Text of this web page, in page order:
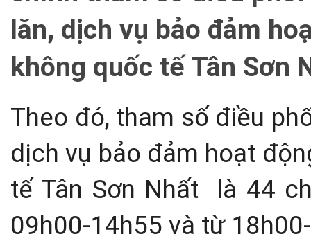
lăn, dịch vụ bảo đảm
không quốc tế Tân Sơn
Theo đó, tham số điều
dịch vụ bảo đảm hoạt
tế Tân Sơn Nhất là 44
09h00-14h55 và từ